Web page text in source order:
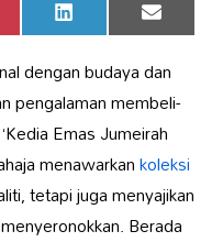
Share
on
LinkedIn Share
on
Email
dengan budaya dan
pengalaman membeli-
Emas Jumeirah
menawarkankoleksi
tetapi juga menyajikan
Berada